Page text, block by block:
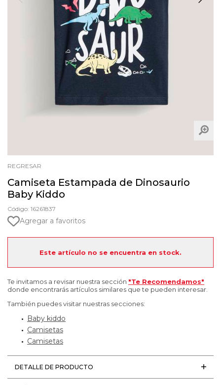
REGRESAR
Camiseta Estampada de Dinosaurio
Baby Kiddo
Código: 16261837
Agregar a favoritos
Este artículo no se encuentra en stock.
Te invitamos a revisar nuestra sección "Te Recomendamos"
donde encontrarás artículos similares que te pueden interesar.
También puedes visitar nuestras secciones:
Baby kiddo
Camisetas
Camisetas
DETALLE DE PRODUCTO